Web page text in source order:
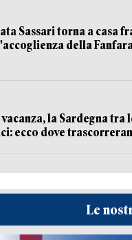
Sassari torna a casa
della
la Sardegna tra
ecco dove
Le